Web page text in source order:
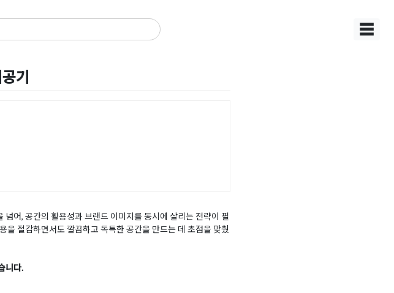
☰
기
어, 공간의 활용성과 브랜드 이미지를 동시에 살리는 전략이 필
절감하면서도 깔끔하고 독특한 공간을 만드는 데 초점을 맞췄
니다.